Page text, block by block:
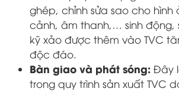
ghép, chỉnh sửa sao cho hình
cảnh, âm thanh,… sinh động,
kỹ xảo được thêm vào TVC
độc đáo.
Bàn giao và phát sóng: Đây
trong quy trình sản xuất TVC